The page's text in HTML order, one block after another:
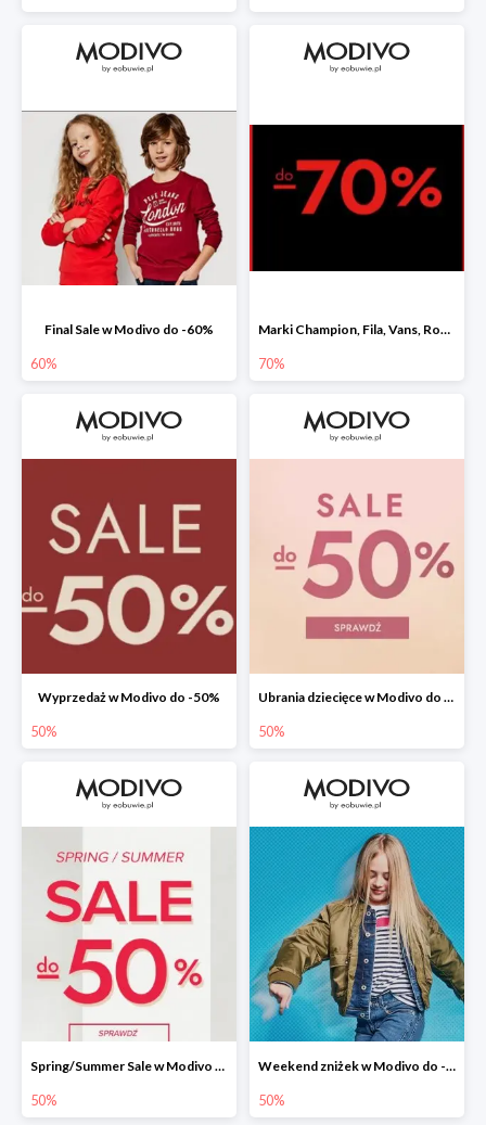
Final Sale w Modivo do -60%
60%
Marki Champion, Fila, Vans, Roxy i Quiksilver w Modivo do -70%
70%
Wyprzedaż w Modivo do -50%
50%
Ubrania dziecięce w Modivo do -50%
50%
Spring/Summer Sale w Modivo do -50%
50%
Weekend zniżek w Modivo do -50%
50%